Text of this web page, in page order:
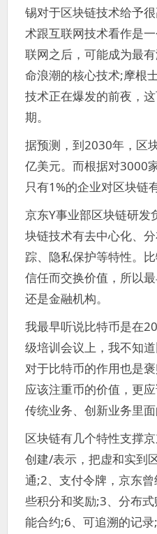
锡对于区块链技术给予
术跟互联网技术看作是
联网之后，可能成为最
命浪潮的核心技术;摩根
技术正在爆发的前夜，
期。
据预测，到2030年，区
亿美元。而根据对3000
只有1%的企业对区块链
京东Y事业部区块链研发
块链技术有去中心化、
踪、隐私保护等特性。
信任而交换价值，所以
还是金融机构。
我最早听说比特币是在
级培训会议上，我不知
对于比特币的作用也是
应该注重币的价值，更
传统业务、创新业务里面
区块链有几个特性支撑
创建/表示，把虚和实到
通;2、支付令牌，京东
些积分和奖励;3、分布
能合约;6、可追溯的记